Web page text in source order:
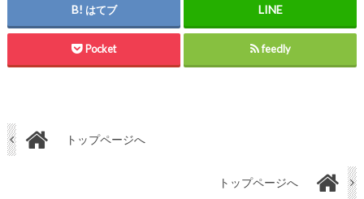
はてブ
Pocket feedly
トップページへ
トップページへ